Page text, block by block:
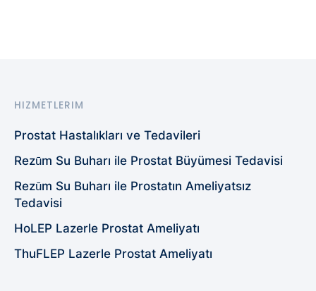
HIZMETLERIM
Prostat Hastalıkları ve Tedavileri
Rezūm Su Buharı ile Prostat Büyümesi Tedavisi
Rezūm Su Buharı ile Prostatın Ameliyatsız
Tedavisi
HoLEP Lazerle Prostat Ameliyatı
ThuFLEP Lazerle Prostat Ameliyatı